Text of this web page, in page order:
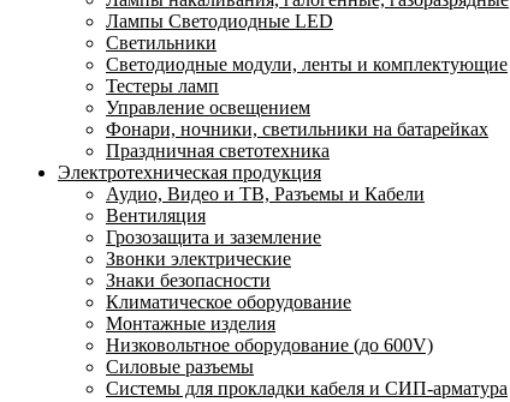
Лампы Светодиодные LED
Светильники
Светодиодные модули, ленты и комплектующие
Тестеры ламп
Управление освещением
Фонари, ночники, светильники на батарейках
Праздничная светотехника
Электротехническая продукция
Аудио, Видео и ТВ, Разъемы и Кабели
Вентиляция
Грозозащита и заземление
Звонки электрические
Знаки безопасности
Климатическое оборудование
Монтажные изделия
Низковольтное оборудование (до 600V)
Силовые разъемы
Системы для прокладки кабеля и СИП-арматура